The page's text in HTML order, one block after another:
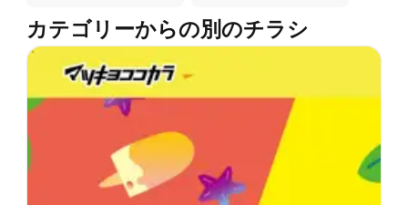
カテゴリーからの別のチラシ